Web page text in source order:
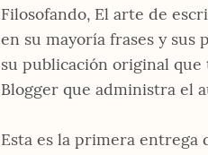
Filosofando, El arte de
en su mayoría frases y sus
su publicación original
Blogger que administra el
Esta es la primera entrega